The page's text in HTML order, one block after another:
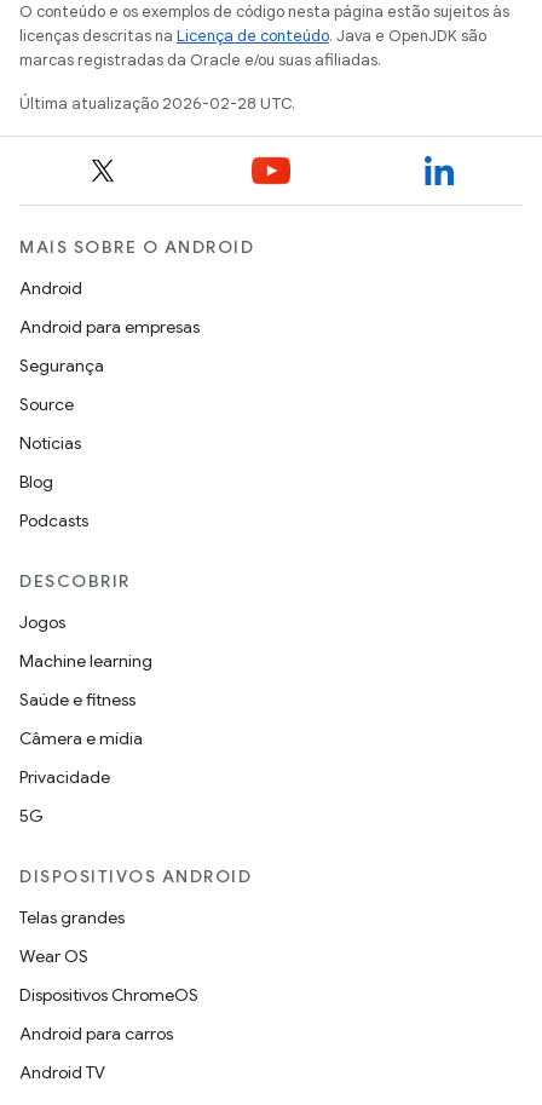
O conteúdo e os exemplos de código nesta página estão sujeitos às
licenças descritas na Licença de conteúdo. Java e OpenJDK são
marcas registradas da Oracle e/ou suas afiliadas.
Última atualização 2026-02-28 UTC.
MAIS SOBRE O ANDROID
Android
Android para empresas
Segurança
Source
Notícias
Blog
Podcasts
DESCOBRIR
Jogos
Machine learning
Saúde e fitness
Câmera e mídia
Privacidade
5G
DISPOSITIVOS ANDROID
Telas grandes
Wear OS
Dispositivos ChromeOS
Android para carros
Android TV